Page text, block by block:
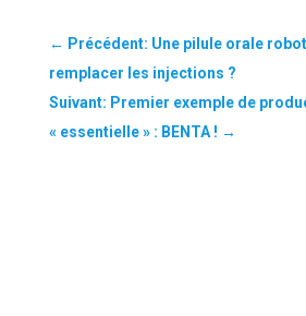
← Précédent: Une pilule orale
remplacer les injections ?
Suivant: Premier exemple de
« essentielle » : BENTA ! →